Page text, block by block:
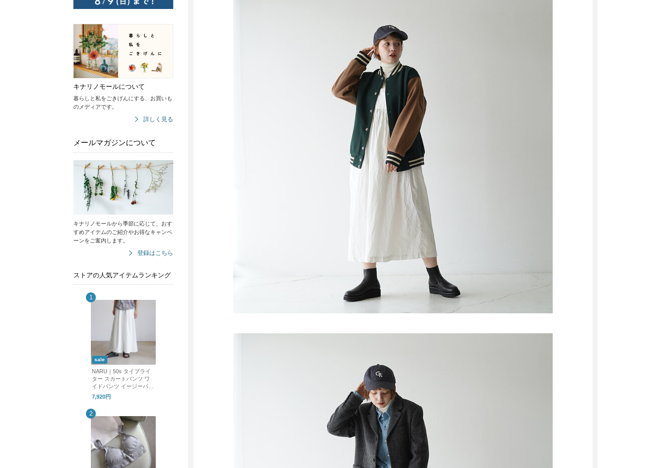
キナリノモールについて
暮らしと私をごきげんにする、お買いも
のメディアです。
詳しく見る
メールマガジンについて
キナリノモールから季節に応じて、おす
すめアイテムのご紹介やお得なキャンペ
ーンをご案内します。
登録はこちら
ストアの人気アイテムランキング
sale
NARU｜50s タイプライ
ター スカートパンツ ワ
イドパンツ イージーパン
ツ 661905 ナル
7,920円